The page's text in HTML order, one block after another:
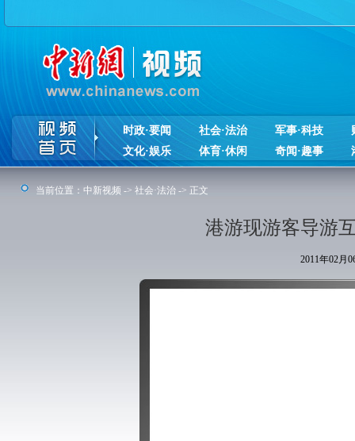
时政·要闻 社会·法治 军事·科技
文化·娱乐
体育·休闲 奇闻·趣事
当前位置： 中新视频 -> 社会·法治 -> 正文
港游现游客导游
2011年02月